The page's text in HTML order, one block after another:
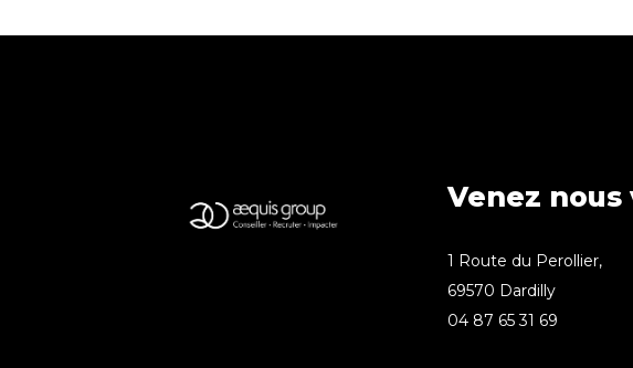
Venez nous
1 Route du Perollier,
69570 Dardilly
04 87 65 31 69